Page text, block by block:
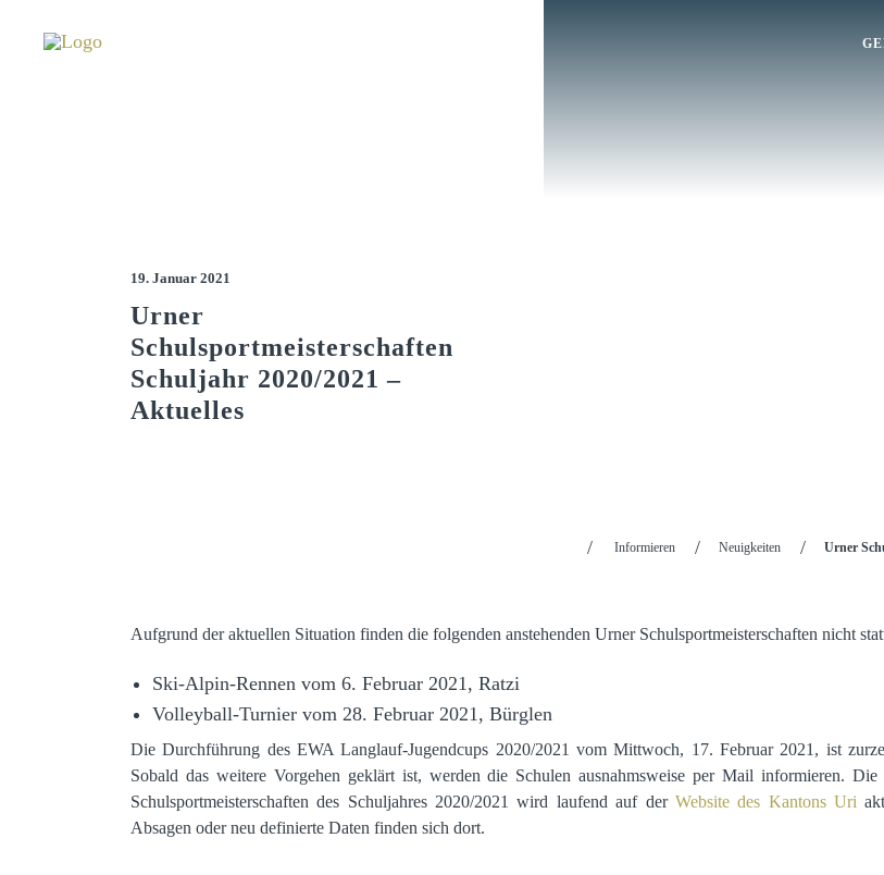
Informieren Neuigkeiten Urner
19. Januar 2021
Urner
Schulsportmeisterschaften
Schuljahr 2020/2021 –
Aktuelles
Aufgrund der aktuellen Situation finden die folgenden anstehenden Urner Schulsportmeisterschaften nicht
Ski-Alpin-Rennen vom 6. Februar 2021, Ratzi
Volleyball-Turnier vom 28. Februar 2021, Bürglen
Die Durchführung des EWA Langlauf-Jugendcups 2020/2021 vom Mittwoch, 17. Februar 2021, ist
Sobald das weitere Vorgehen geklärt ist, werden die Schulen ausnahmsweise per Mail informieren.
Schulsportmeisterschaften des Schuljahres 2020/2021 wird laufend auf der Website des Kantons Uri
Absagen oder neu definierte Daten finden sich dort.